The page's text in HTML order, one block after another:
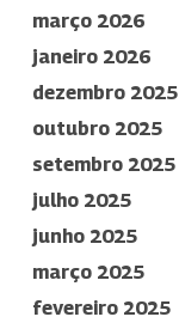
março 2026
janeiro 2026
dezembro 2025
outubro 2025
setembro 2025
julho 2025
junho 2025
março 2025
fevereiro 2025